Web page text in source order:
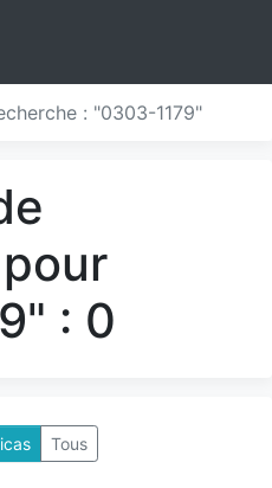
: "0303-1179"
: 0
Tous